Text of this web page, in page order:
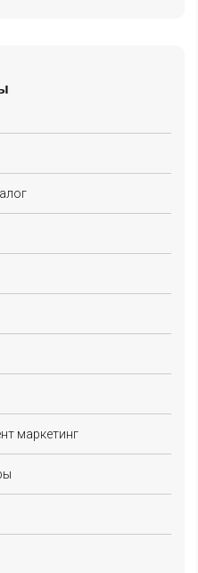
маркетинг